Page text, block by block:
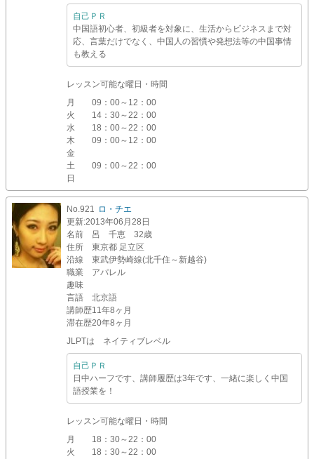
自己ＰＲ
中国語初心者、初級者を対象に、生活からビジネスまで対
応、言葉だけでなく、中国人の習慣や発想法等の中国事情
も教える
レッスン可能な曜日・時間
月
09：00～12：00
火
14：30～22：00
水
18：00～22：00
木
09：00～12：00
金
土
09：00～22：00
日
No.921 ロ・チエ
更新:2013年06月28日
名前
呂 千恵 32歳
住所
東京都 足立区
沿線
東武伊勢崎線(北千住～新越谷)
職業
アパレル
趣味
言語
北京語
講師歴11年8ヶ月
滞在歴20年8ヶ月
JLPTは ネイティブレベル
自己ＰＲ
日中ハーフです、講師履歴は3年です、一緒に楽しく中国
語授業を！
レッスン可能な曜日・時間
月
18：30～22：00
火
18：30～22：00